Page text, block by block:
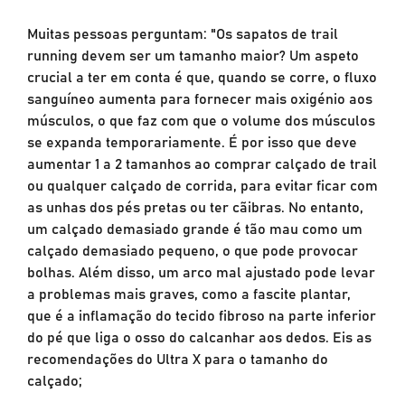
Muitas pessoas perguntam: "Os sapatos de trail
running devem ser um tamanho maior? Um aspeto
crucial a ter em conta é que, quando se corre, o fluxo
sanguíneo aumenta para fornecer mais oxigénio aos
músculos, o que faz com que o volume dos músculos
se expanda temporariamente. É por isso que deve
aumentar 1 a 2 tamanhos ao comprar calçado de trail
ou qualquer calçado de corrida, para evitar ficar com
as unhas dos pés pretas ou ter cãibras. No entanto,
um calçado demasiado grande é tão mau como um
calçado demasiado pequeno, o que pode provocar
bolhas. Além disso, um arco mal ajustado pode levar
a problemas mais graves, como a fascite plantar,
que é a inflamação do tecido fibroso na parte inferior
do pé que liga o osso do calcanhar aos dedos. Eis as
recomendações do Ultra X para o tamanho do
calçado;